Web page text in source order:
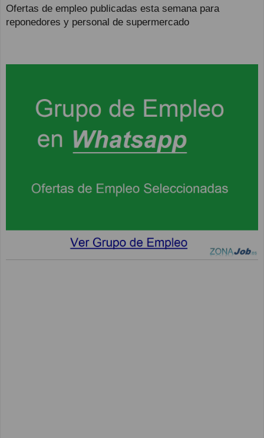
Ofertas de empleo publicadas esta semana para
reponedores y personal de supermercado